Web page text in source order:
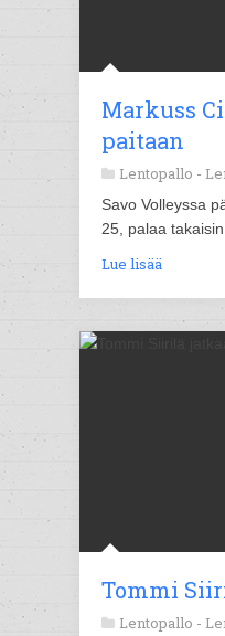
Markuss
paitaan
Lentopallo -
Savo Volleyssa
25, palaa
Lue lisää
Tommi
Lentopallo -